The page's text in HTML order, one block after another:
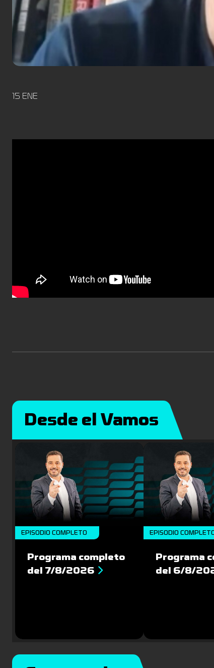
15 ENE
Desde el Vamos
EPISODIO COMPLETO
Programa completo
del 7/8/2026
EPISODIO
Programa
del 6/8/